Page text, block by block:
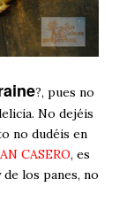
?, pues no
No dejéis
no dudéis en
CASERO, es
los panes, no